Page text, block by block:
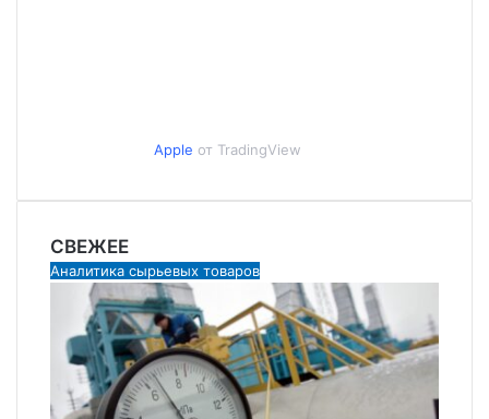
Apple от TradingView
СВЕЖЕЕ
Аналитика сырьевых товаров